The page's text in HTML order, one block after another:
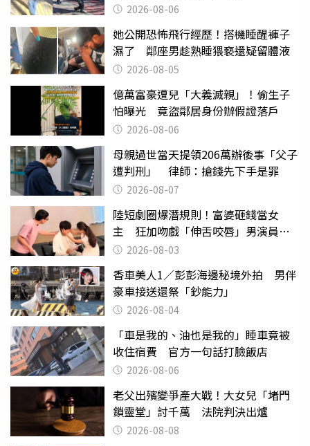
2026-08-06
她公開恐怖飛行經歷！搭機睡醒褲子
濕了 鄰座男趁熟睡猥褻還疑留體液
2026-08-05
億萬富豪遭兒「大義滅親」！偷生子
怕曝光 竟盜鄰居身份辦假證落戶
2026-08-06
母親過世當天提領206萬辦後事「父子
遭判刑」 律師：搶錢先下手是罪
2026-08-07
陸短劇圈爆潛規則！富婆砸錢當女
主 狂加吻戲「伸舌咬唇」男演員崩
潰 2026-08-03
香車美人1／彭彭海邊秘境外拍 男伴
豪車接送還祭「鈔能力」
2026-08-04
「車是我的、油也是我的」睡車竟被
收住宿費 官方一句話打臉飯店
2026-08-06
老父出殯變爭產大戰！大女兒「堵門
鎖靈堂」討千萬 法院判決出爐
2026-08-08